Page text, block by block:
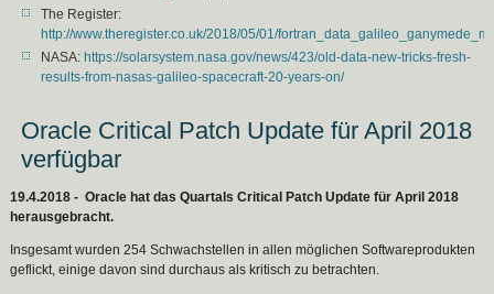
The Register:
http://www.theregister.co.uk/2018/05/01/
NASA: https://solarsystem.nasa.gov/news/423/old-data-new-tricks-fresh-
results-from-nasas-galileo-spacecraft-20-years-on/
Oracle Critical Patch Update für April 2018
verfügbar
19.4.2018 - Oracle hat das Quartals Critical Patch Update für April 2018
herausgebracht.
Insgesamt wurden 254 Schwachstellen in allen möglichen Softwareprodukten
geflickt, einige davon sind durchaus als kritisch zu betrachten.